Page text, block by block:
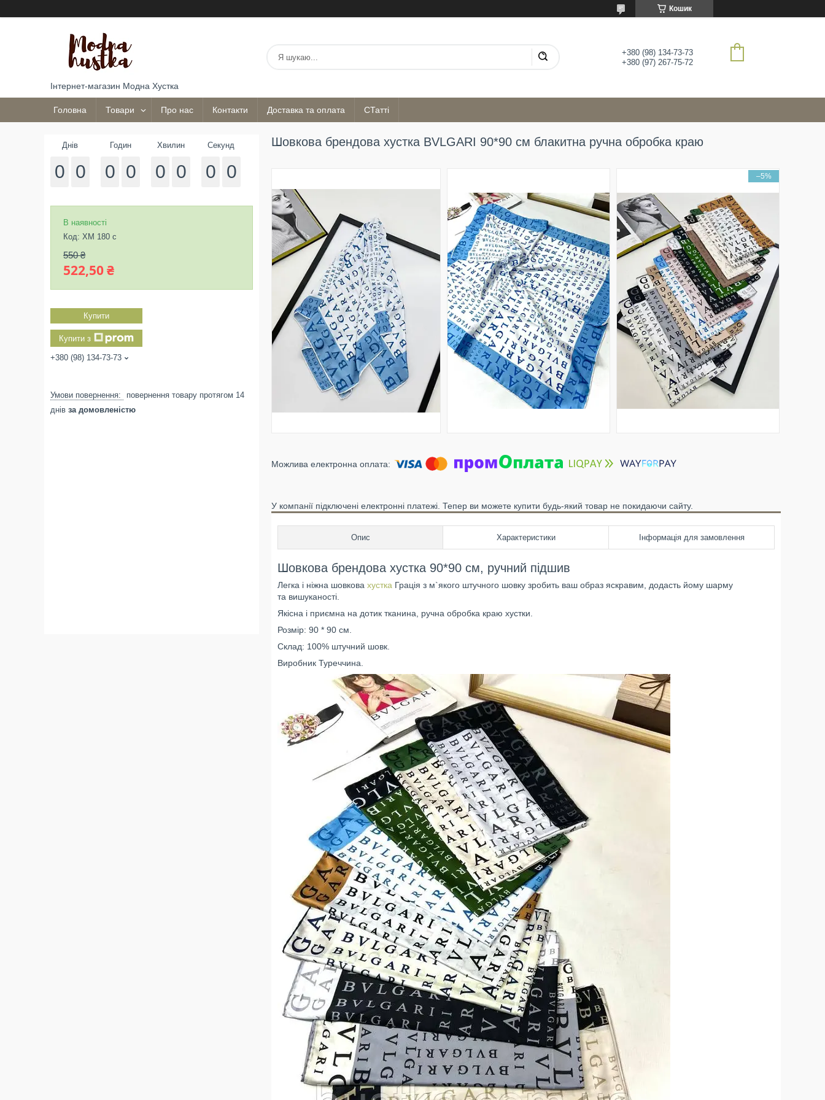
Кошик
Інтернет-магазин Модна Хустка
+380 (98) 134-73-73
+380 (97) 267-75-72
Головна Товари Про нас Контакти Доставка та оплата СТатті
Шовкова брендова хустка BVLGARI 90*90 см блакитна ручна обробка краю
–5%
У компанії підключені електронні платежі. Тепер ви можете купити будь-який товар не покидаючи сайту.
Опис Характеристики Інформація для замовлення
Шовкова брендова хустка 90*90 см, ручний підшив
Легка і ніжна шовкова хустка Грація з м`якого штучного шовку зробить ваш образ яскравим, додасть йому шарму
та вишуканості.
Якісна і приємна на дотик тканина, ручна обробка краю хустки.
Розмір: 90 * 90 см.
Склад: 100% штучний шовк.
Виробник Туреччина.
Днів
0 0
Годин
0 0
Хвилин
0 0
Секунд
0 0
В наявності
Код: ХМ 180 с
550 ₴
522,50 ₴
Купити
Купити з
+380 (98) 134-73-73
повернення товару протягом 14
днів за домовленістю